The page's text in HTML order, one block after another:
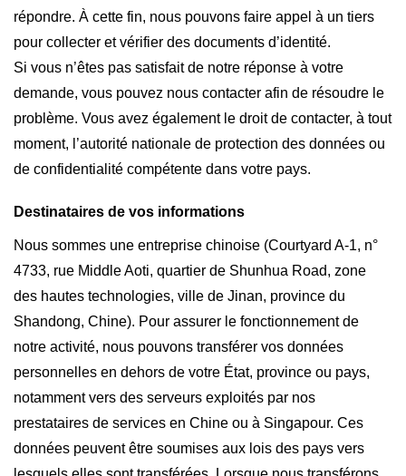
répondre. À cette fin, nous pouvons faire appel à un tiers
pour collecter et vérifier des documents d’identité.
Si vous n’êtes pas satisfait de notre réponse à votre
demande, vous pouvez nous contacter afin de résoudre le
problème. Vous avez également le droit de contacter, à tout
moment, l’autorité nationale de protection des données ou
de confidentialité compétente dans votre pays.
Destinataires de vos informations
Nous sommes une entreprise chinoise (Courtyard A-1, n°
4733, rue Middle Aoti, quartier de Shunhua Road, zone
des hautes technologies, ville de Jinan, province du
Shandong, Chine). Pour assurer le fonctionnement de
notre activité, nous pouvons transférer vos données
personnelles en dehors de votre État, province ou pays,
notamment vers des serveurs exploités par nos
prestataires de services en Chine ou à Singapour. Ces
données peuvent être soumises aux lois des pays vers